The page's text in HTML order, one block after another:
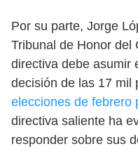
Por su parte, Jorge
Tribunal de Honor del
directiva debe asumir
decisión de las 17 mil
elecciones de febrero
directiva saliente ha
responder sobre sus